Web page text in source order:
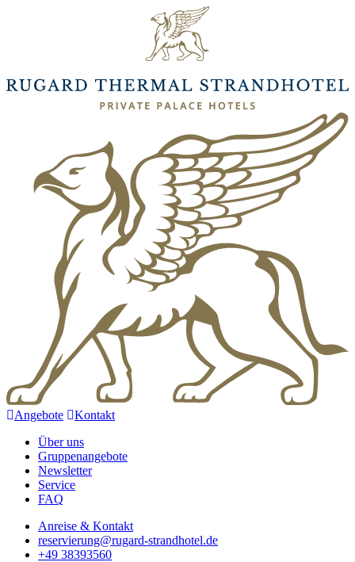
Angebote
Kontakt
Über uns
Gruppenangebote
Newsletter
Service
FAQ
Anreise & Kontakt
reservierung@rugard-strandhotel.de
+49 38393560